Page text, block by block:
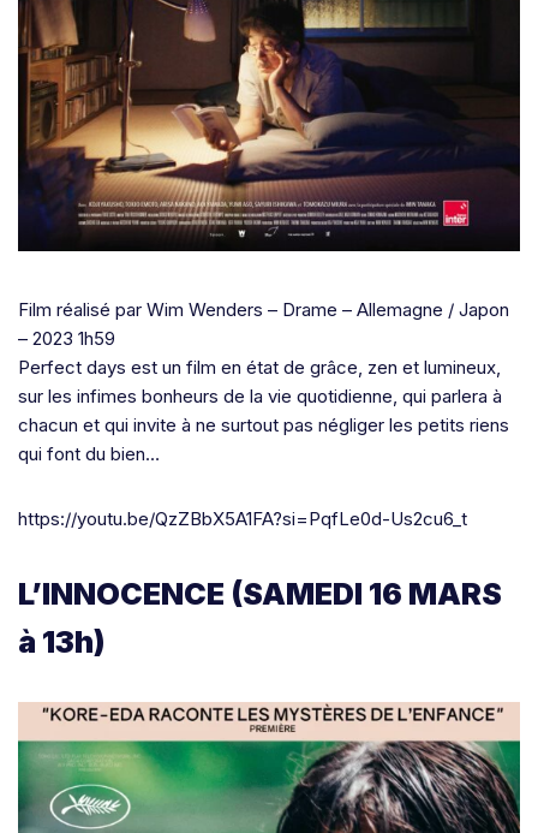
Film réalisé par Wim Wenders – Drame – Allemagne / Japon
– 2023 1h59
Perfect days est un film en état de grâce, zen et lumineux,
sur les infimes bonheurs de la vie quotidienne, qui parlera à
chacun et qui invite à ne surtout pas négliger les petits riens
qui font du bien…
https://youtu.be/QzZBbX5A1FA?si=PqfLe0d-Us2cu6_t
L’INNOCENCE (SAMEDI 16 MARS
à 13h)